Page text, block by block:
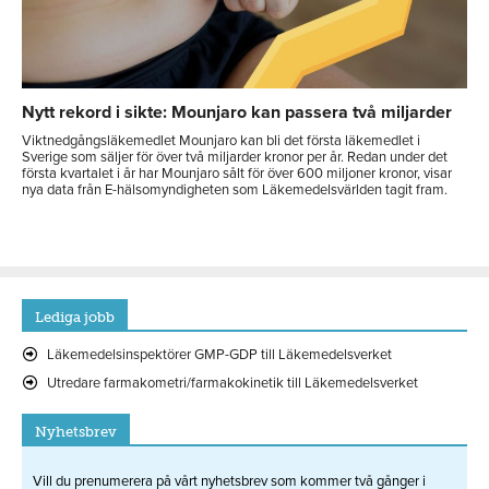
Nytt rekord i sikte: Mounjaro kan passera två miljarder
Viktnedgångsläkemedlet Mounjaro kan bli det första läkemedlet i
Sverige som säljer för över två miljarder kronor per år. Redan under det
första kvartalet i år har Mounjaro sålt för över 600 miljoner kronor, visar
nya data från E-hälsomyndigheten som Läkemedelsvärlden tagit fram.
Lediga jobb
Läkemedelsinspektörer GMP-GDP till Läkemedelsverket
Utredare farmakometri/farmakokinetik till Läkemedelsverket
Nyhetsbrev
Vill du prenumerera på vårt nyhetsbrev som kommer två gånger i